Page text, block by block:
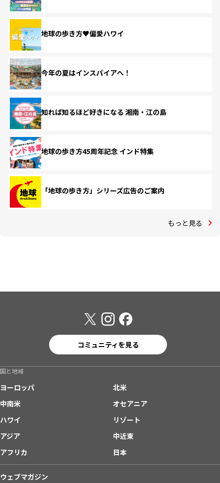
地球の歩き方♥偏愛ハワイ
今年の夏はインスパイアへ！
知れば知るほど好きになる 湘南・江の島
地球の歩き方45周年記念 インド特集
「地球の歩き方」シリーズ広告のご案内
もっと見る
コミュニティを見る
国と地域
ヨーロッパ
北米
中南米
オセアニア
ハワイ
リゾート
アジア
中近東
アフリカ
日本
ウェブマガジン